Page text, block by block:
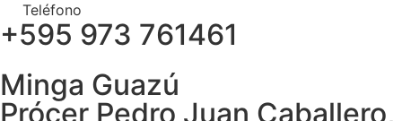
Teléfono
+595 973 761461
Minga Guazú
Prócer Pedro Juan Caballero,